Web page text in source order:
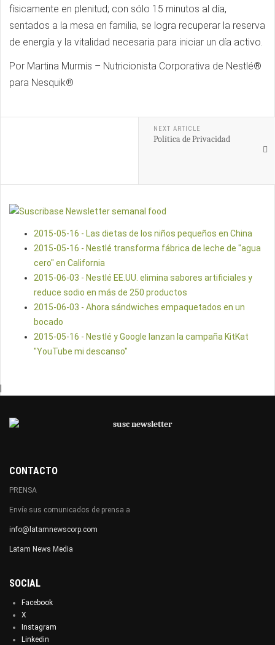
físicamente en plenitud; con sólo 15 minutos al día,
sentados a la mesa en familia, se logra recuperar la reserva
de energía y la vitalidad necesaria para iniciar un día activo.
Por Martina Murmis – Nutricionista Corporativa de Nestlé®
para Nesquik®
NEXT ARTICLE
Política de Privacidad
2015-05-16 - Las dietas de los niños pequeños en China
2015-05-16 - Nestlé transforma fábrica de leche de "agua
cero" en California
2015-06-03 - Nestlé EE.UU. elimina sabores artificiales y
reduce sodio en más de 250 productos
2015-06-03 - Ahora sándwiches empaquetados en un
bocado
2015-05-16 - Nestlé y Google lanzan la campaña KitKat
"YouTube mi descanso"
CONTACTO
PRENSA
Envíe sus comunicados de prensa a
info@latamnewscorp.com
Latam News Media
SOCIAL
Facebook
X
Instagram
Linkedin